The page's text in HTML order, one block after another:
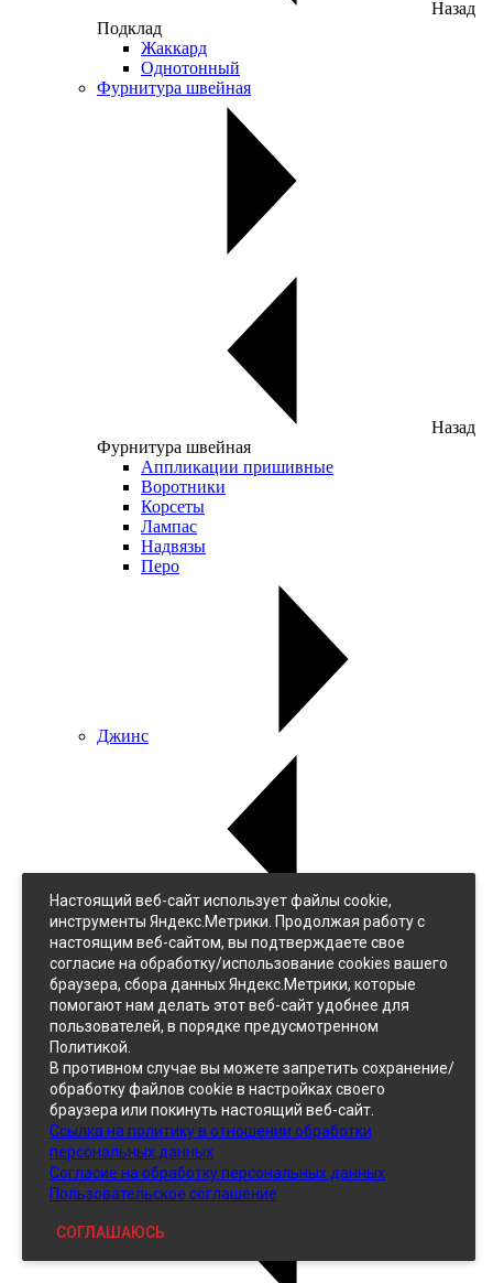
Назад
Подклад
Жаккард
Однотонный
Фурнитура швейная
Назад
Фурнитура швейная
Аппликации пришивные
Воротники
Корсеты
Лампас
Надвязы
Перо
Джинс
Джинс
Однотонный
Принтованный
Кожзам
Настоящий веб-сайт использует файлы cookie,
инструменты Яндекс.Метрики. Продолжая работу с
настоящим веб-сайтом, вы подтверждаете свое
согласие на обработку/использование cookies вашего
браузера, сбора данных Яндекс.Метрики, которые
помогают нам делать этот веб-сайт удобнее для
пользователей, в порядке предусмотренном
Политикой.
В противном случае вы можете запретить сохранение/
обработку файлов cookie в настройках своего
браузера или покинуть настоящий веб-сайт.
Ссылка на политику в отношении обработки
персональных данных
Согласие на обработку персональных данных
Пользовательское соглашение
СОГЛАШАЮСЬ